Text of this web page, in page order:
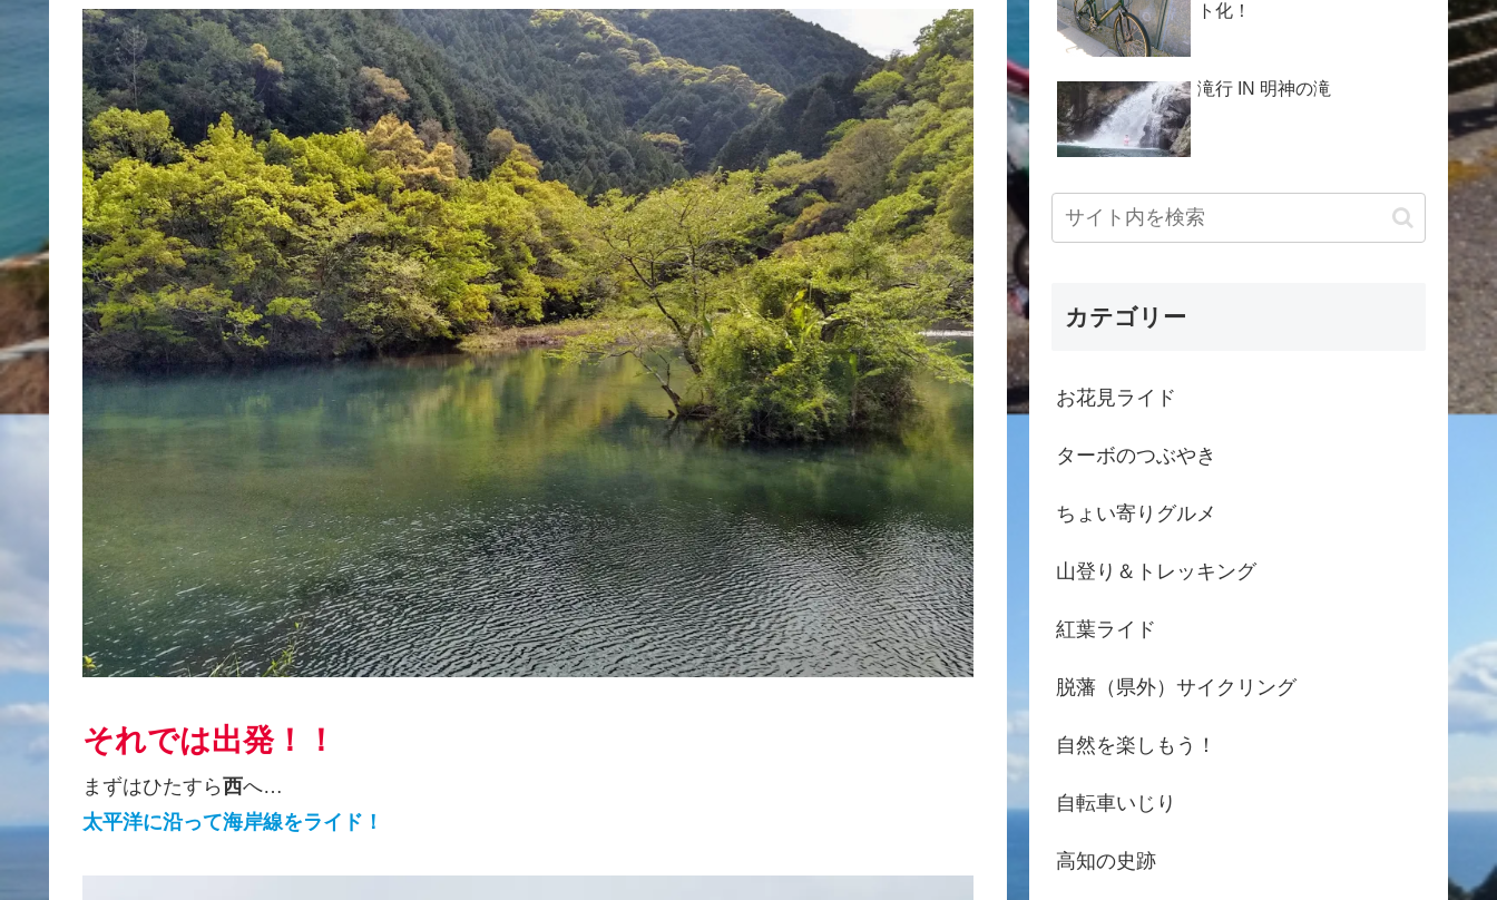
それでは出発！！
まずはひたすら西へ…
太平洋に沿って海岸線をライド！
ト化！
滝行 IN 明神の滝
カテゴリー
お花見ライド
ターボのつぶやき
ちょい寄りグルメ
山登り＆トレッキング
紅葉ライド
脱藩（県外）サイクリング
自然を楽しもう！
自転車いじり
高知の史跡